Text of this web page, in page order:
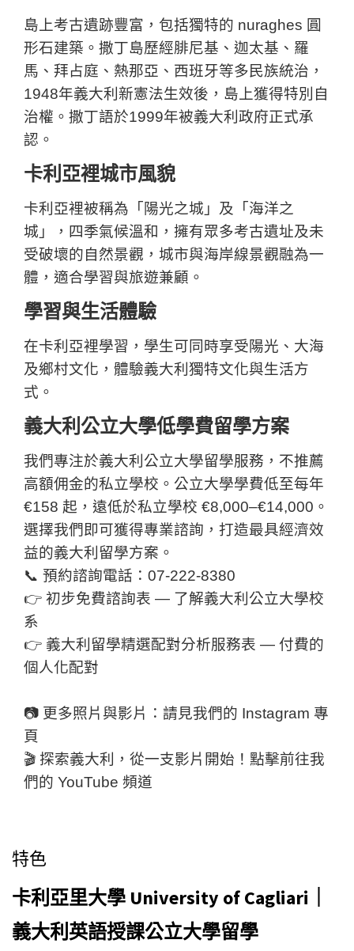
島上考古遺跡豐富，包括獨特的 nuraghes 圓
形石建築。撒丁島歷經腓尼基、迦太基、羅
馬、拜占庭、熱那亞、西班牙等多民族統治，
1948年義大利新憲法生效後，島上獲得特別自
治權。撒丁語於1999年被義大利政府正式承
認。
卡利亞裡城市風貌
卡利亞裡被稱為「陽光之城」及「海洋之
城」，四季氣候溫和，擁有眾多考古遺址及未
受破壞的自然景觀，城市與海岸線景觀融為一
體，適合學習與旅遊兼顧。
學習與生活體驗
在卡利亞裡學習，學生可同時享受陽光、大海
及鄉村文化，體驗義大利獨特文化與生活方
式。
義大利公立大學低學費留學方案
我們專注於義大利公立大學留學服務，不推薦
高額佣金的私立學校。公立大學學費低至每年
€158 起，遠低於私立學校 €8,000–€14,000。
選擇我們即可獲得專業諮詢，打造最具經濟效
益的義大利留學方案。
📞 預約諮詢電話：07-222-8380
👉 初步免費諮詢表 — 了解義大利公立大學校
系
👉 義大利留學精選配對分析服務表 — 付費的
個人化配對
📷 更多照片與影片：請見我們的 Instagram 專
頁
🎬 探索義大利，從一支影片開始！點擊前往我
們的 YouTube 頻道
特色
卡利亞里大學 University of Cagliari｜
義大利英語授課公立大學留學